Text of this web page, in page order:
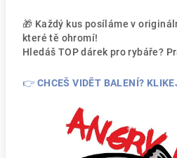
🎁 Každý kus posíláme v
které tě ohromí!
Hledáš TOP dárek pro rybáře?
👉 CHCEŠ VIDĚT BALENÍ?